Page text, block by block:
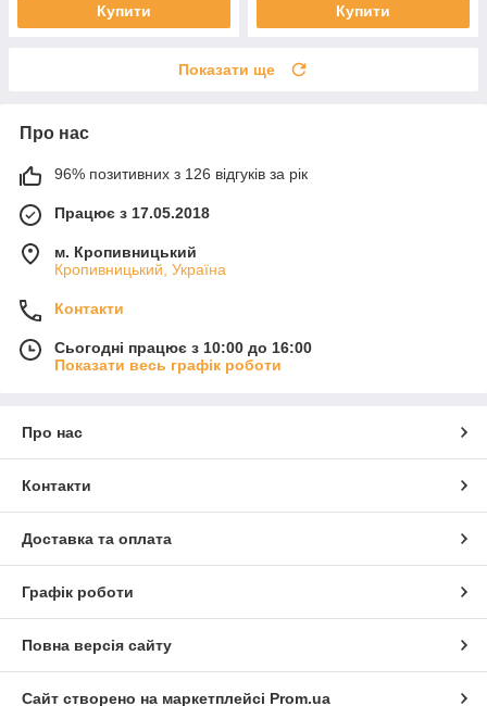
Купити Купити
Показати ще
Про нас
96% позитивних з 126 відгуків за рік
Працює з 17.05.2018
м. Кропивницький
Кропивницький, Україна
Контакти
Сьогодні працює з 10:00 до 16:00
Показати весь графік роботи
Про нас
Контакти
Доставка та оплата
Графік роботи
Повна версія сайту
Сайт створено на маркетплейсі Prom.ua